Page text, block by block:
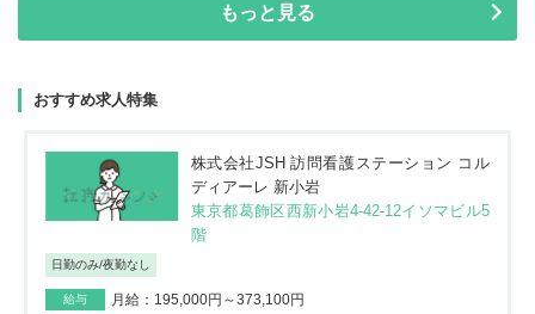
もっと見る
おすすめ求人特集
株式会社JSH 訪問看護ステーション コル
ディアーレ 新小岩
東京都葛飾区西新小岩4-42-12イソマビル5
階
日勤のみ/夜勤なし
給与 月給：195,000円～373,100円